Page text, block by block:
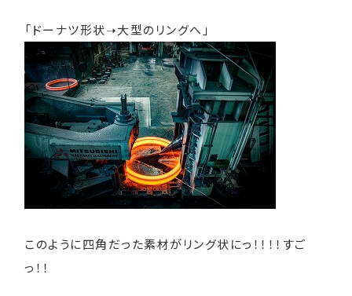
「ドーナツ形状➝大型のリングへ」
このように四角だった素材がリング状にっ！！！！すご
っ！！